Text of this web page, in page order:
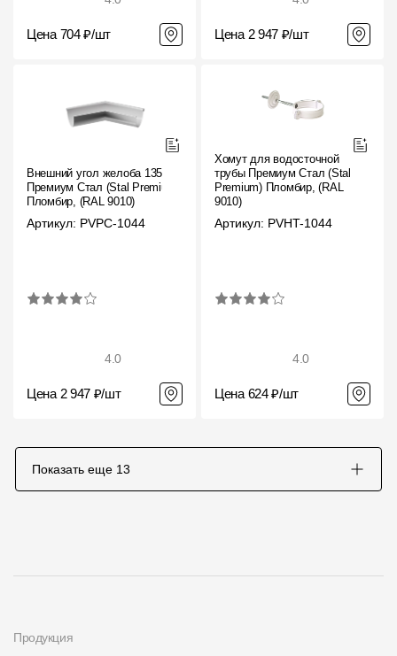
Цена 704 ₽/шт Цена 2 947 ₽/шт
Внешний угол желоба 135˚
Премиум Стал (Stal Premium)
Пломбир, (RAL 9010)
Артикул: PVPC-1044
4.0
Цена 2 947 ₽/шт
Хомут для водосточной
трубы Премиум Стал (Stal
Premium) Пломбир, (RAL
9010)
Артикул: PVHT-1044
4.0
Цена 624 ₽/шт
Показать еще 13
Продукция